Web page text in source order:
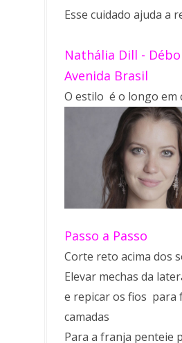
Esse cuidado ajuda a
Nathália Dill -
Avenida Brasil
O estilo é o longo em
Passo a Passo
Corte reto acima dos
Elevar mechas da
e repicar os fios para
camadas
Para a franja penteie